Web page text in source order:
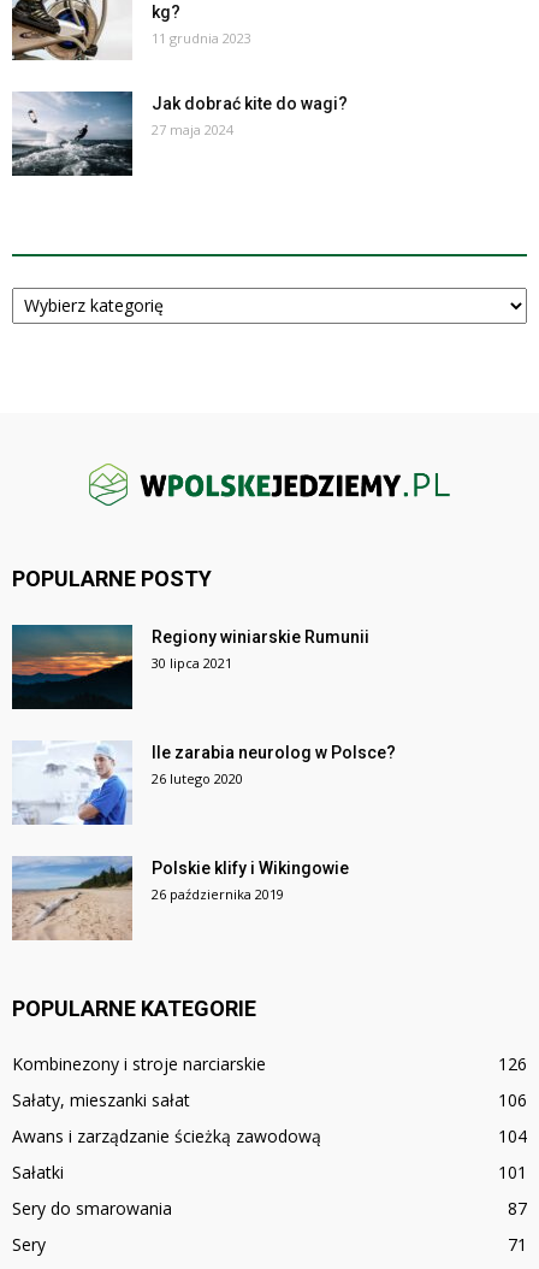
kg?
11 grudnia 2023
Jak dobrać kite do wagi?
27 maja 2024
Kategorie
POPULARNE POSTY
Regiony winiarskie Rumunii
30 lipca 2021
Ile zarabia neurolog w Polsce?
26 lutego 2020
Polskie klify i Wikingowie
26 października 2019
POPULARNE KATEGORIE
Kombinezony i stroje narciarskie
126
Sałaty, mieszanki sałat
106
Awans i zarządzanie ścieżką zawodową
104
Sałatki
101
Sery do smarowania
87
Sery
71